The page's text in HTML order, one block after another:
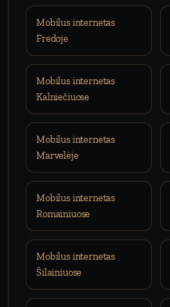
Mobilus internetas
Fredoje
Mobilus internetas
Kalniečiuose
Mobilus internetas
Marvelėje
Mobilus internetas
Romainiuose
Mobilus internetas
Šilainiuose